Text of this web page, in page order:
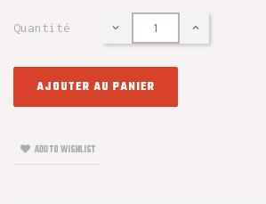
Quantité
AJOUTER AU PANIER
ADD TO WISHLIST